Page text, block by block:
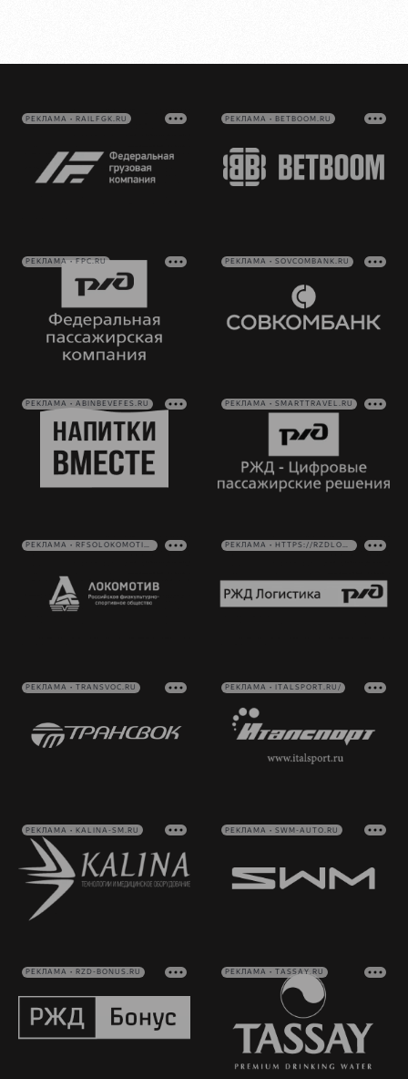
РЕКЛАМА • RAILFGK.RU РЕКЛАМА • BETBOOM.RU
РЕКЛАМА • FPC.RU РЕКЛАМА • SOVCOMBANK.RU
РЕКЛАМА • ABINBEVEFES.RU РЕКЛАМА • SMARTTRAVEL.RU
РЕКЛАМА • RFSOLOKOMOTIV.RU РЕКЛАМА • HTTPS://RZDLOG.RU/
РЕКЛАМА • TRANSVOC.RU РЕКЛАМА • ITALSPORT.RU/
РЕКЛАМА • KALINA-SM.RU РЕКЛАМА • SWM-AUTO.RU
РЕКЛАМА • RZD-BONUS.RU РЕКЛАМА • TASSAY.RU